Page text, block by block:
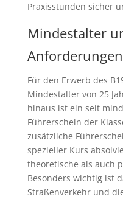
Praxisstunden sicher
Mindestalter
Anforderungen
Für den Erwerb des
Mindestalter von 25
hinaus ist ein seit
Führerschein der
zusätzliche
spezieller Kurs
theoretische als auch
Besonders wichtig ist
Straßenverkehr und